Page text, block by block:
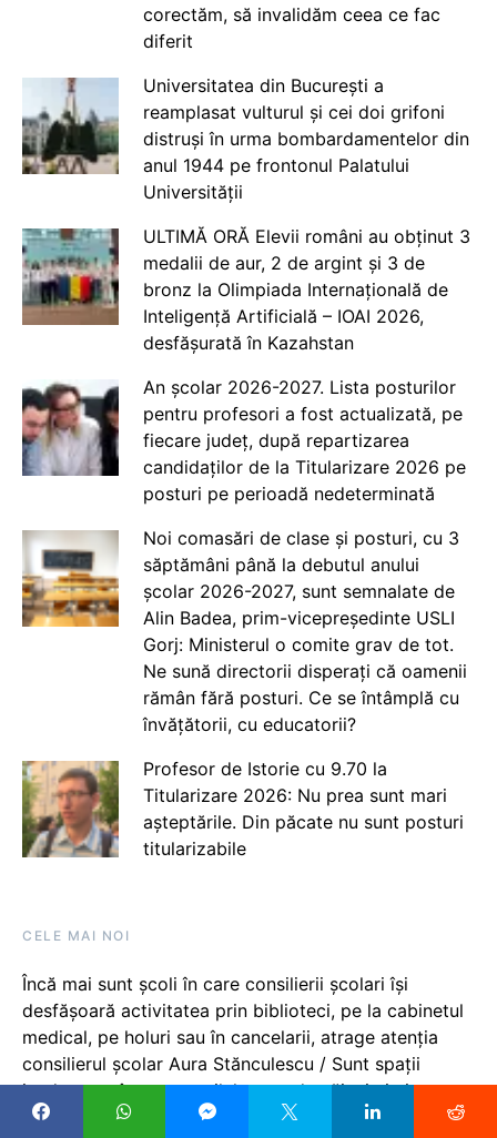
corectăm, să invalidăm ceea ce fac
diferit
Universitatea din București a
reamplasat vulturul și cei doi grifoni
distruși în urma bombardamentelor din
anul 1944 pe frontonul Palatului
Universității
ULTIMĂ ORĂ Elevii români au obținut 3
medalii de aur, 2 de argint și 3 de
bronz la Olimpiada Internațională de
Inteligență Artificială – IOAI 2026,
desfășurată în Kazahstan
An școlar 2026-2027. Lista posturilor
pentru profesori a fost actualizată, pe
fiecare județ, după repartizarea
candidaților de la Titularizare 2026 pe
posturi pe perioadă nedeterminată
Noi comasări de clase și posturi, cu 3
săptămâni până la debutul anului
școlar 2026-2027, sunt semnalate de
Alin Badea, prim-vicepreședinte USLI
Gorj: Ministerul o comite grav de tot.
Ne sună directorii disperați că oamenii
rămân fără posturi. Ce se întâmplă cu
învățătorii, cu educatorii?
Profesor de Istorie cu 9.70 la
Titularizare 2026: Nu prea sunt mari
așteptările. Din păcate nu sunt posturi
titularizabile
CELE MAI NOI
Încă mai sunt școli în care consilierii școlari își
desfășoară activitatea prin biblioteci, pe la cabinetul
medical, pe holuri sau în cancelarii, atrage atenția
consilierul școlar Aura Stănculescu / Sunt spații
inadecvate în care copilul nu va destăinui nimic
niciodată